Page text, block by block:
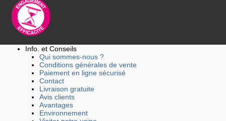
Info. et Conseils
Qui sommes-nous ?
Conditions générales de vente
Paiement en ligne sécurisé
Contact
Livraison gratuite
Avis clients
Avantages
Environnement